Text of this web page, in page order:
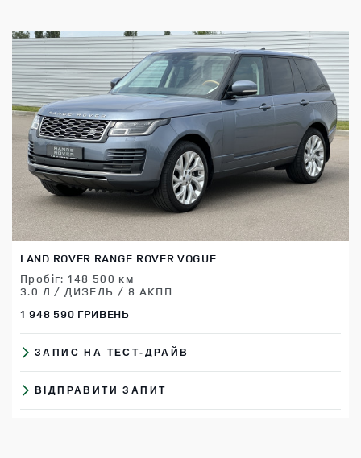
LAND ROVER RANGE ROVER VOGUE
Пробіг: 148 500 км
3.0 Л / ДИЗЕЛЬ / 8 АКПП
1 948 590 ГРИВЕНЬ
ЗАПИС НА ТЕСТ-ДРАЙВ
ВІДПРАВИТИ ЗАПИТ